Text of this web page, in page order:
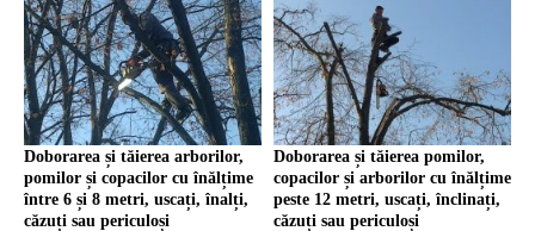
Doborarea și tăierea arborilor,
pomilor și copacilor cu înălțime
între 6 și 8 metri, uscați, înalți,
căzuți sau periculoși
Doborarea și tăierea pomilor,
copacilor și arborilor cu înălțime
peste 12 metri, uscați, înclinați,
căzuți sau periculoși